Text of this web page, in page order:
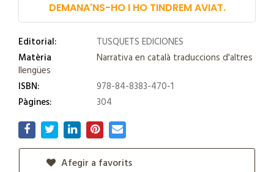
DEMANA'NS-HO I HO TINDREM AVIAT.
Editorial:
TUSQUETS EDICIONES
Matèria
Narrativa en català traduccions d'altres
llengües
ISBN:
978-84-8383-470-1
Pàgines:
304
Afegir a favorits